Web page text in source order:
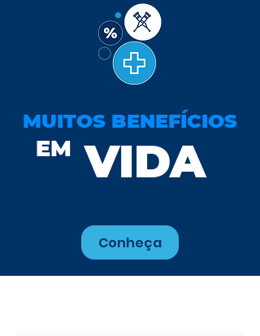
VIDA
MUITOS BENEFÍCIOS
EM
Conheça